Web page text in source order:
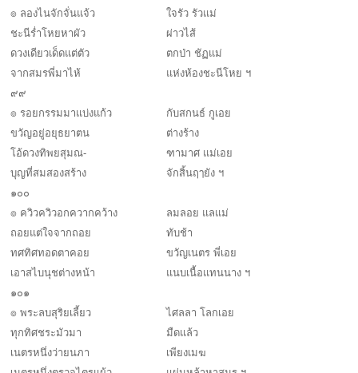
๏ ลองไนจักจั่นแจ้ว
ใจรัว รัวแม่
ชะนีร่ำโหยหาผัว
ผ่าวไส้
ดวงเดียวเด็ดแต่ตัว
ตกป่า ชัฏแม่
จากสมรพี่มาไห้
แห่งห้องชะนีโหย ฯ
๙๙
๏ รอยกรรมมาแบ่งแก้ว
กับสกนธ์ กูเอย
ขวัญอยู่อยุธยาตน
ต่างร้าง
โอ้ดวงทิพยสุมณ-
ฑามาศ แม่เอย
บุญที่สมสองสร้าง
จักสิ้นฤๅยัง ฯ
๑๐๐
๏ ควิวควิวอกควากคว้าง
ลมลอย แลแม่
ถอยแต่ใจจากถอย
ทับช้า
ทศทิศทอดตาคอย
ขวัญเนตร พี่เอย
เอาสไบนุชต่างหน้า
แนบเนื้อแทนนาง ฯ
๑๐๑
๏ พระลบสุริยเลี้ยว
ไศลลา โลกเอย
ทุกทิศชระมัวมา
มืดแล้ว
เนตรหนึ่งว่ายนภา
เพียงเมฆ